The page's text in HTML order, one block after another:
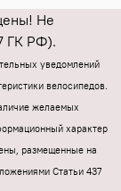
Не
ГК РФ).
уведомлений
велосипедов.
желаемых
характер
размещенные на
Статьи 437